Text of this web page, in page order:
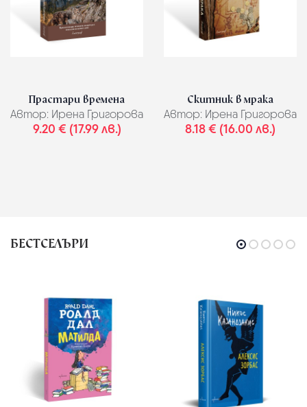
Прастари времена
Автор: Ирена Григорова
9.20 € (17.99 лв.)
Скитник в мрака
Автор: Ирена Григорова
8.18 € (16.00 лв.)
БЕСТСЕЛЪРИ